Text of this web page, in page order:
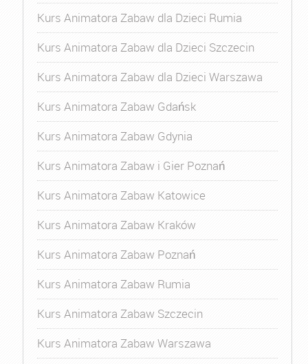
Kurs Animatora Zabaw dla Dzieci Rumia
Kurs Animatora Zabaw dla Dzieci Szczecin
Kurs Animatora Zabaw dla Dzieci Warszawa
Kurs Animatora Zabaw Gdańsk
Kurs Animatora Zabaw Gdynia
Kurs Animatora Zabaw i Gier Poznań
Kurs Animatora Zabaw Katowice
Kurs Animatora Zabaw Kraków
Kurs Animatora Zabaw Poznań
Kurs Animatora Zabaw Rumia
Kurs Animatora Zabaw Szczecin
Kurs Animatora Zabaw Warszawa